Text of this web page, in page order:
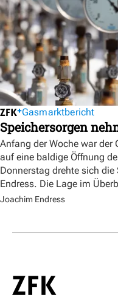
Gasmarktbericht
Speichersorgen
Anfang der Woche war der
auf eine baldige Öffnung
Donnerstag drehte sich
Endress. Die Lage im
Joachim Endress